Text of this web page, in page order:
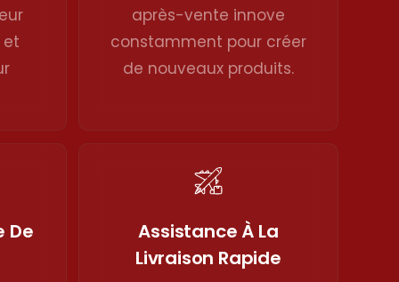
et
après-vente innove
constamment pour créer
de nouveaux produits.
De
Assistance À La
Livraison Rapide